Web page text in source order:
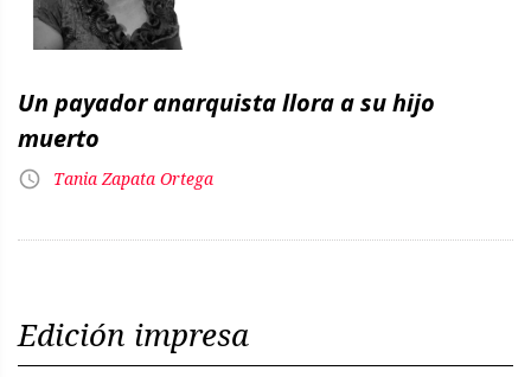
Un payador anarquista llora a su hijo
muerto
Tania Zapata Ortega
Edición impresa